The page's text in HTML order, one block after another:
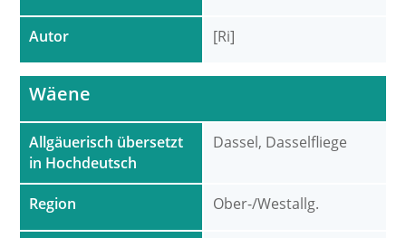
Autor [Ri]
Allgäuerisch übersetzt
in Hochdeutsch
Region
Wäene
Dassel, Dasselfliege
Ober-/Westallg.